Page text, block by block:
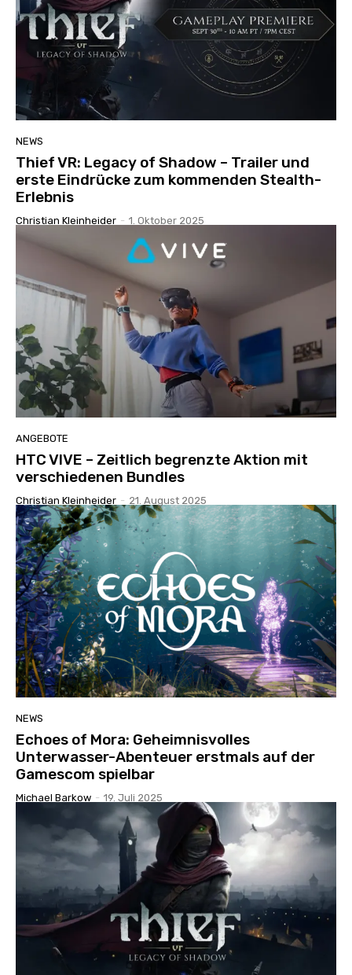
NEWS
Thief VR: Legacy of Shadow – Trailer und
erste Eindrücke zum kommenden Stealth-
Erlebnis
Christian Kleinheider - 1. Oktober 2025
ANGEBOTE
HTC VIVE – Zeitlich begrenzte Aktion mit
verschiedenen Bundles
Christian Kleinheider - 21. August 2025
NEWS
Echoes of Mora: Geheimnisvolles
Unterwasser-Abenteuer erstmals auf der
Gamescom spielbar
Michael Barkow - 19. Juli 2025